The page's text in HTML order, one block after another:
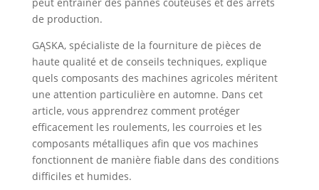
de production.
GĄSKA, spécialiste de la fourniture de pièces de
haute qualité et de conseils techniques, explique
quels composants des machines agricoles méritent
une attention particulière en automne. Dans cet
article, vous apprendrez comment protéger
efficacement les roulements, les courroies et les
composants métalliques afin que vos machines
fonctionnent de manière fiable dans des conditions
difficiles et humides.